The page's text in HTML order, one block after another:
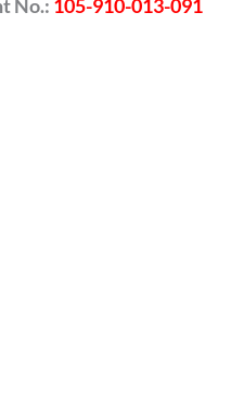
No.: 105-910-013-091